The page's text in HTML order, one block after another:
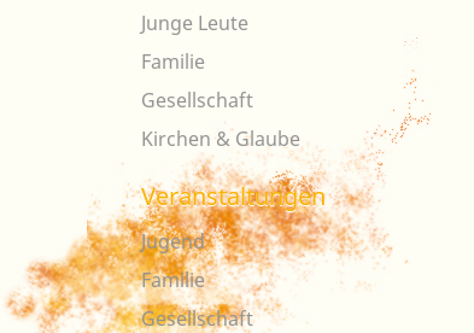
Junge Leute
Familie
Gesellschaft
Kirchen & Glaube
Veranstaltungen
Jugend
Familie
Gesellschaft